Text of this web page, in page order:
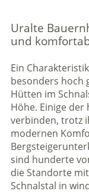
Uralte
und
Ein
besonders hoch
Hütten im
Höhe. Einige
verbinden, trotz
modernen
sind hunderte
die Standorte
Schnalstal in